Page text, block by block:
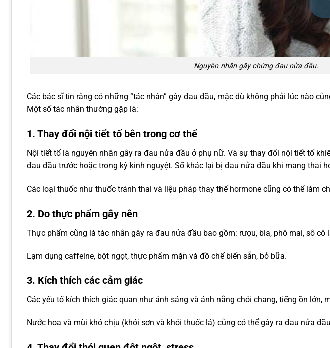
Nguyên nhân gây chứng đau nửa đầu.
Các bác sĩ tin rằng có những “tác nhân” gây đau đầu, mặc dù không phải lúc nào
Một số tác nhân thường gặp là:
1. Thay đổi nội tiết tố bên trong cơ thể
Nội tiết tố là nguyên nhân gây ra đau nửa đầu ở phụ nữ. Và sự thay đổi nội tiết tố
đau đầu trước hoặc trong kỳ kinh nguyệt. Số khác lại bị đau nửa đầu khi mang thai
Các loại thuốc như thuốc tránh thai và liệu pháp thay thế hormone cũng có thể làm
2. Do thực phẩm gây nên
Thực phẩm cũng là tác nhân gây ra đau nửa đầu bao gồm: rượu, bia, phô mai, sô cô
Lạm dụng caffeine, bột ngọt, thực phẩm mặn và đồ chế biến sẵn, bỏ bữa.
3. Kích thích các cảm giác
Các yếu tố kích thích giác quan như ánh sáng và ánh nắng chói chang, tiếng ồn lớn,
Nước hoa và mùi khó chịu (khói sơn và khói thuốc lá) cũng có thể gây ra đau nửa